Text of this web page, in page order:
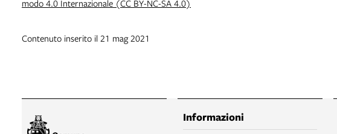
modo 4.0 Internazionale (CC BY-NC-SA 4.0)
Contenuto inserito il 21 mag 2021
Informazioni